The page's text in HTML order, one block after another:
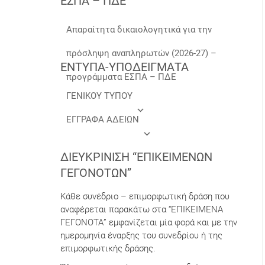
Απαραίτητα δικαιολογητικά για την
πρόσληψη αναπληρωτών (2026-27) –
προγράμματα ΕΣΠΑ – ΠΔΕ
ΕΝΤΥΠΑ-ΥΠΟΔΕΙΓΜΑΤΑ
ΓΕΝΙΚΟΥ ΤΥΠΟΥ
ΕΓΓΡΑΦΑ ΑΔΕΙΩΝ
ΔΙΕΥΚΡΊΝΙΣΗ “ΕΠΙΚΕΊΜΕΝΩΝ
ΓΕΓΟΝΌΤΩΝ”
Κάθε συνέδριο – επιμορφωτική δράση που
αναφέρεται παρακάτω στα “ΕΠΙΚΕΙΜΕΝΑ
ΓΕΓΟΝΟΤΑ” εμφανίζεται μία φορά και με την
ημερομηνία έναρξης του συνεδρίου ή της
επιμορφωτικής δράσης.